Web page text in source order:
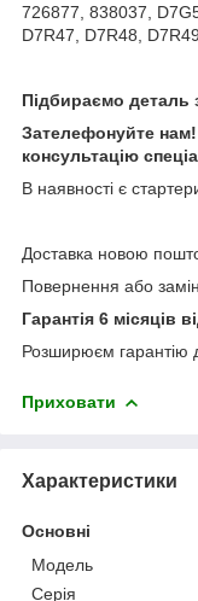
726877, 838037,
D7R47, D7R48,
Підбираємо деталь
Зателефонуйте
консультацію
В наявності є
Доставка новою
Повернення або
Гарантія 6 місяців
Розширюєм гарантію
Приховати
Характеристики
Основні
Модель
Серія